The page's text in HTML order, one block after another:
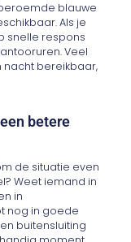
blauwe
Als je
snelle respons
Veel
nacht bereikbaar,
betere
de situatie even
Weet iemand in
in
nog in goede
buitensluiting